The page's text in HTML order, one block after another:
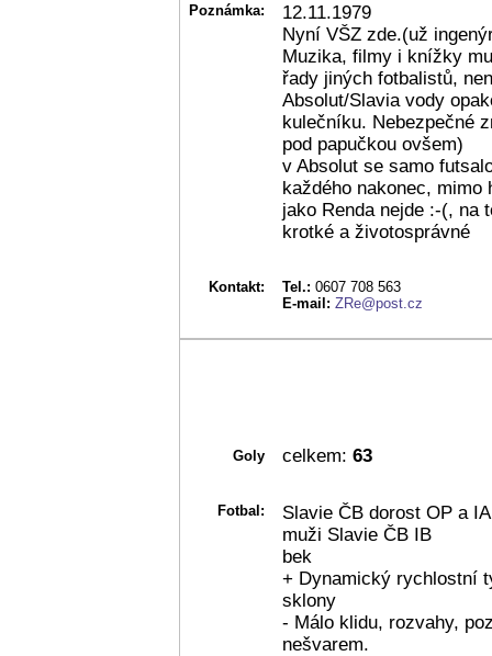
Poznámka:
12.11.1979
Nyní VŠZ zde.(už
Muzika, filmy i knížky
řady jiných fotbalistů,
Absolut/Slavia vody
kulečníku. Nebezpečné
pod papučkou ovšem)
v Absolut se samo
každého nakonec, mimo
jako Renda nejde :-(, na
krotké a životosprávné
Kontakt: Tel.: 0607 708 563
E-mail: ZRe@post.cz
Goly celkem: 63
Fotbal:
Slavie ČB dorost OP a IA
muži Slavie ČB IB
bek
+ Dynamický rychlostní
sklony
- Málo klidu, rozvahy,
nešvarem.